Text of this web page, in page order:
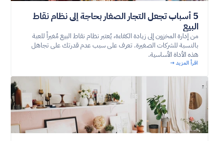
5 أسباب تجعل التجار الصغار بحاجة إلى نظام نقاط
البيع
من إدارة المخزون إلى زيادة الكفاءة، يُعتبر نظام نقاط البيع مُغيراً للعبة
بالنسبة للشركات الصغيرة. تعرف على سبب عدم قدرتك على تجاهل
هذه الأداة الأساسية.
اقرأ المزيد →